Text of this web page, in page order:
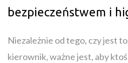
bezpieczeństwem i
Niezależnie od tego, czy jest
kierownik, ważne jest, aby